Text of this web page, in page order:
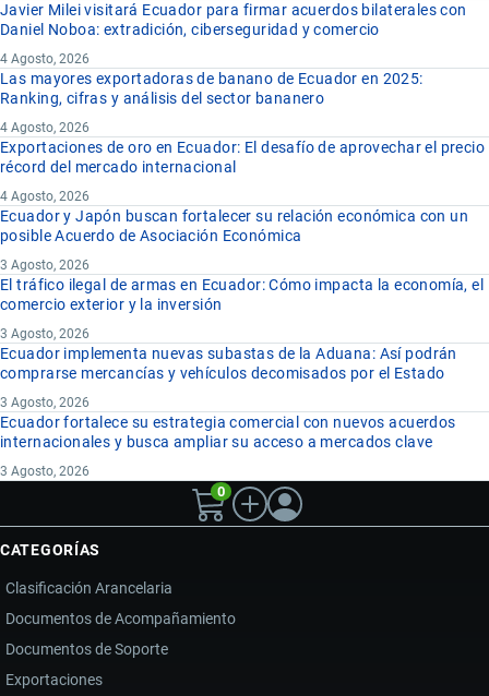
Javier Milei visitará Ecuador para firmar acuerdos bilaterales con
Daniel Noboa: extradición, ciberseguridad y comercio
4 Agosto, 2026
Las mayores exportadoras de banano de Ecuador en 2025:
Ranking, cifras y análisis del sector bananero
4 Agosto, 2026
Exportaciones de oro en Ecuador: El desafío de aprovechar el precio
récord del mercado internacional
4 Agosto, 2026
Ecuador y Japón buscan fortalecer su relación económica con un
posible Acuerdo de Asociación Económica
3 Agosto, 2026
El tráfico ilegal de armas en Ecuador: Cómo impacta la economía, el
comercio exterior y la inversión
3 Agosto, 2026
Ecuador implementa nuevas subastas de la Aduana: Así podrán
comprarse mercancías y vehículos decomisados por el Estado
3 Agosto, 2026
Ecuador fortalece su estrategia comercial con nuevos acuerdos
internacionales y busca ampliar su acceso a mercados clave
3 Agosto, 2026
0
CATEGORÍAS
Clasificación Arancelaria
Documentos de Acompañamiento
Documentos de Soporte
Exportaciones